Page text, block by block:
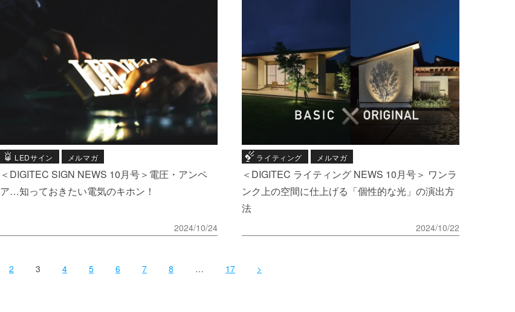
LEDサイン メルマガ
＜DIGITEC SIGN NEWS 10月号＞電圧・アンペ
ア…知っておきたい電気のキホン！
2024/10/24
ライティング メルマガ
＜DIGITEC ライティング NEWS 10月号＞ ワンラ
ンク上の空間に仕上げる「個性的な光」の演出方
法
2024/10/22
2 3 4 5 6 7 8 … 17 >